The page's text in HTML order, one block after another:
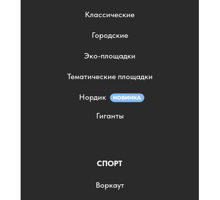
Классические
Городские
Эко-площадки
Тематические площадки
Нордик
Гиганты
СПОРТ
Воркаут